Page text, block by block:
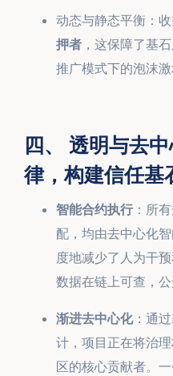
动态与静态平衡：收
押者 ，这保障了基
推广模式下的泡沫激
四、 透明与去
律，构建信任基
智能合约执行：所
配，均由去中心化
度地减少了人为干
数据在链上可查，公
渐进去中心化：通
计，项目正在将治
区的核心贡献者。